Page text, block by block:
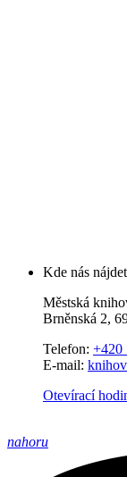
Kde nás
Městská
Brněnská 2,
Telefon: +420
E-mail:
Otevírací
nahoru